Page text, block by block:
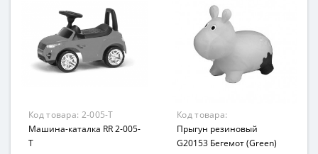
Беговел
Возрастная группа
От 2 лет
Толокар
Код товара: 2-005-T
Машина-каталка RR 2-005-
T
Код товара:
G20153(Green)
Прыгун резиновый
G20153 Бегемот (Green)